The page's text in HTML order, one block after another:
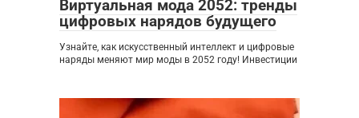
Виртуальная мода 2052: тренды
цифровых нарядов будущего
Узнайте, как искусственный интеллект и цифровые
наряды меняют мир моды в 2052 году! Инвестиции